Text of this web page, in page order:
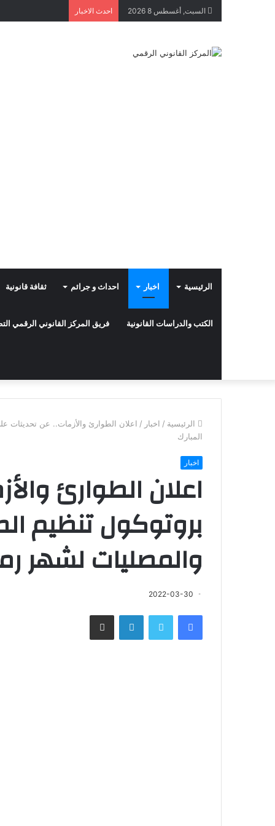
السبت, أغسطس 8 2026 احدث الاخبار
الرئيسية اخبار احداث و جرائم ثقافة قانونية
الكتب والدراسات القانونية فريق المركز القانوني الرقمي
الرئيسية / اخبار / اعلان الطوارئ والأزمات.. عن تحديثات
المبارك
اخبار
اعلان الطوارئ
بروتوكول تنظيم
والمصليات لشهر
2022-03-30
فيسبوك تويتر لينكدإن مشاركة عبر البريد